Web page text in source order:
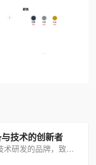
技术的创新者
专注于智能音频设备与技术研发的品牌，致力于通过创新技术提升用户的听觉体验，其产品涵盖耳机、智能音箱等，广泛应用于音乐欣赏、运动健身、商务办公等多个场景。